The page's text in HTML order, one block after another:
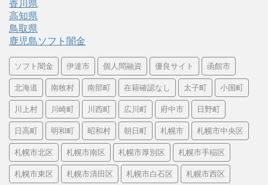
香川県
高知県
鳥取県
鹿児島ソフト闇金
ソフト闇金 伊達市 個人間融資 優良サイト 函館市
北海道 南牧村 南部町 在籍確認なし 太子町 小国町
川上村 川崎町 川西町 広川町 府中市 日野町
日高町 明和町 昭和村 朝日町 札幌市 札幌市中央区
札幌市北区 札幌市南区 札幌市厚別区 札幌市手稲区
札幌市東区 札幌市清田区 札幌市白石区 札幌市西区